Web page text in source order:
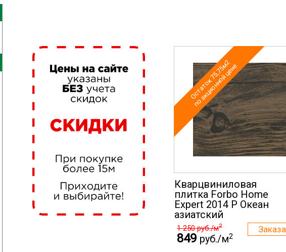
Остаток 75,75м2
по акционной цене
Кварцвиниловая
плитка Forbo Home
Expert 2014 P Океан
азиатский
1 250руб./м2
849 руб./м2